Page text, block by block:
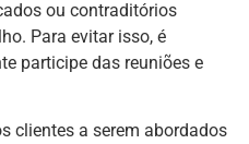
ou contraditórios
Para evitar isso, é
participe das reuniões e
clientes a serem abordados